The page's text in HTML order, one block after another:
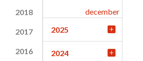
2018
2017
2016
december
2025
2024